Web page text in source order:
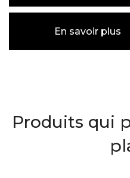
En savoir plus
Produits qui